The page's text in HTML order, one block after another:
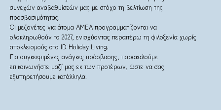
συνεχών αναβαθμίσεών μας με στόχο τη βελτίωση της
προσβασιμότητας.
Οι μεζονέτες για άτομα ΑΜΕΑ προγραμματίζονται να
ολοκληρωθούν το 2027, ενισχύοντας περαιτέρω τη φιλοξενία χωρίς
αποκλεισμούς στο ID Holiday Living.
Για συγκεκριμένες ανάγκες πρόσβασης, παρακαλούμε
επικοινωνήστε μαζί μας εκ των προτέρων, ώστε να σας
εξυπηρετήσουμε κατάλληλα.